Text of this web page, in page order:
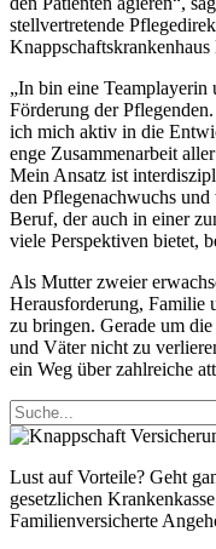
stellvertretende
„In bin eine
Förderung der
ich mich aktiv in die
enge Zusammenarbeit
Mein Ansatz ist
den Pflegenachwuchs
Beruf, der auch in einer
viele Perspektiven bietet,
Als Mutter zweier
Herausforderung, Familie
zu bringen. Gerade um
und Väter nicht zu
ein Weg über zahlreiche
Lust auf Vorteile? Geht
gesetzlichen
Familienversicherte